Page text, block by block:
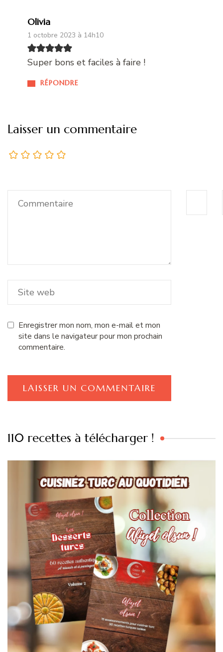
Olivia
1 octobre 2023 à 14h10
RÉPONDRE
Super bons et faciles à faire !
Laisser un commentaire
Enregistrer mon nom, mon e-mail et mon
site dans le navigateur pour mon prochain
commentaire.
110 recettes à télécharger !